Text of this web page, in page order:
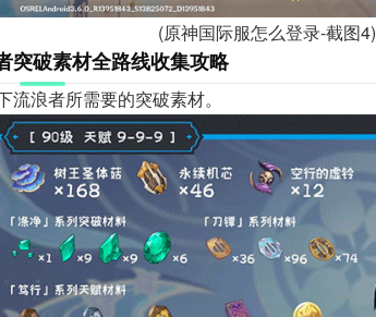
(原神国际服怎么登录-截图4)
突破素材全路线收集攻略
流浪者所需要的突破素材。